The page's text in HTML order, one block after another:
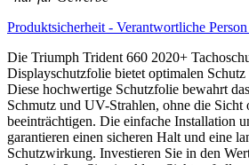
Screenies
Tachoschutzfolie
Folie
Displayfolie
Made
in
Germany
Menge
Produktsicherheit - Verantwortliche
Die Triumph Trident 660 2020+
Displayschutzfolie bietet optimalen
Diese hochwertige Schutzfolie bewahrt
Schmutz und UV-Strahlen, ohne die Sicht
beeinträchtigen. Die einfache Installation
garantieren einen sicheren Halt und eine
Schutzwirkung. Investieren Sie in den